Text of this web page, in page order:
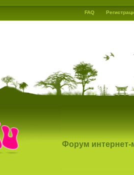
FAQ
Форум интернет-